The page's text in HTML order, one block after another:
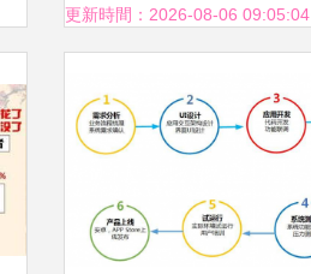
更新時間：2026-08-06 09:05:04